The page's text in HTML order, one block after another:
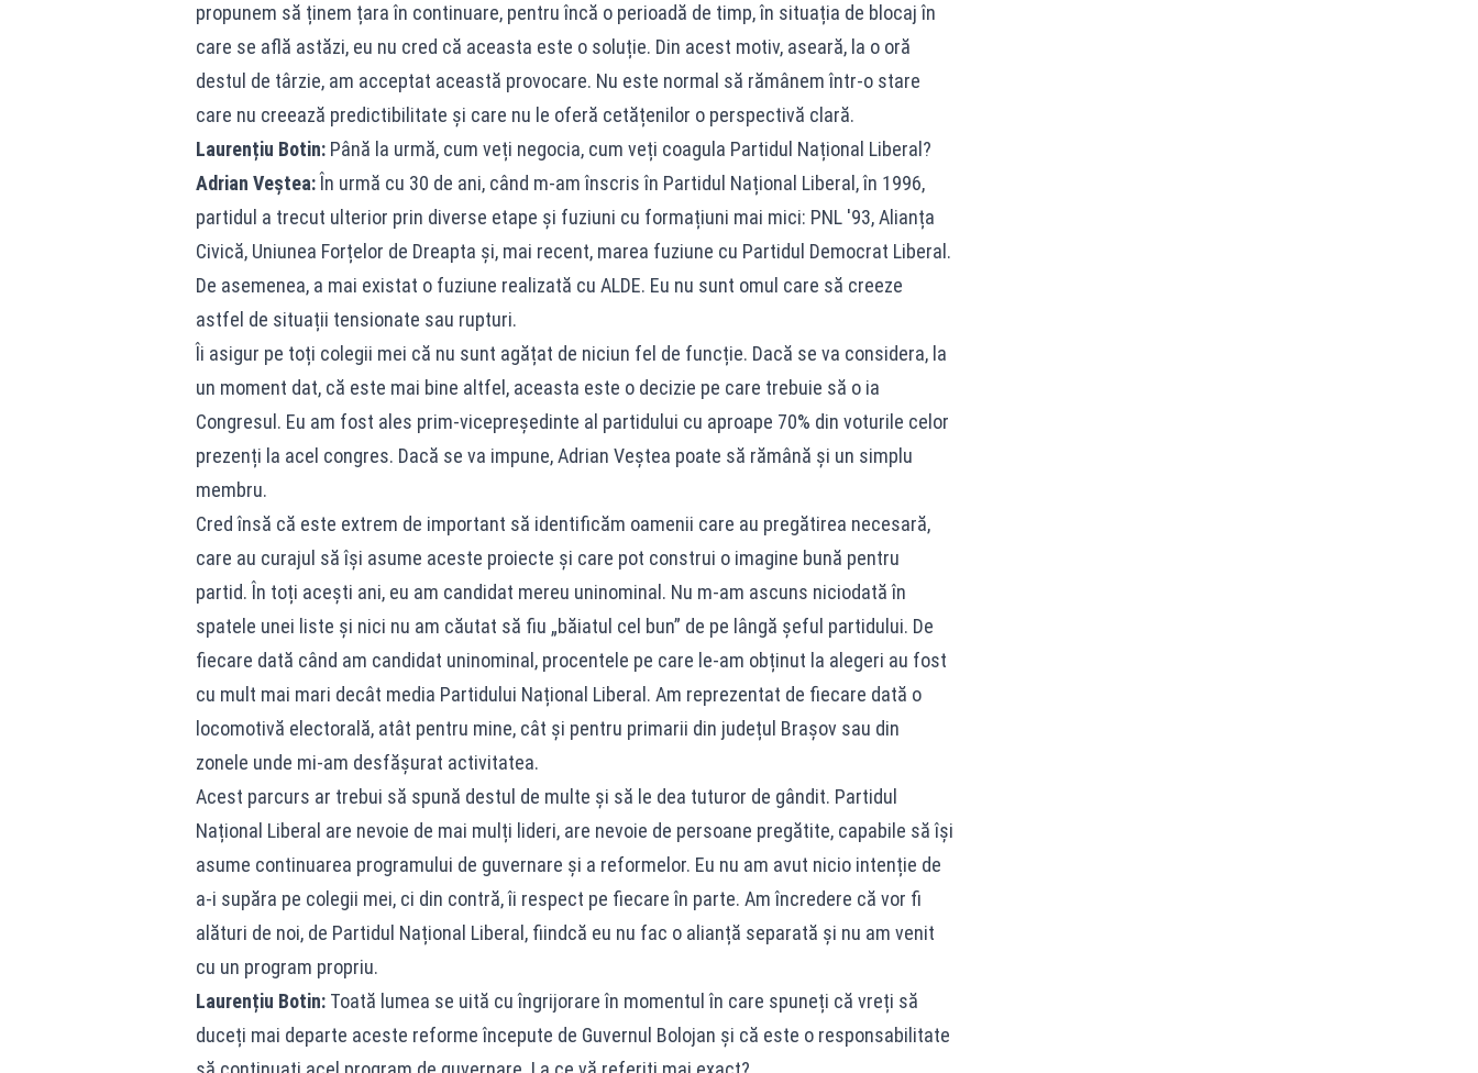
propunem să ținem țara în continuare, pentru încă o perioadă de timp, în situația de blocaj în
care se află astăzi, eu nu cred că aceasta este o soluție. Din acest motiv, aseară, la o oră
destul de târzie, am acceptat această provocare. Nu este normal să rămânem într-o stare
care nu creează predictibilitate și care nu le oferă cetățenilor o perspectivă clară.
Laurențiu Botin:Până la urmă, cum veți negocia, cum veți coagula Partidul Național Liberal?
Adrian Veștea:În urmă cu 30 de ani, când m-am înscris în Partidul Național Liberal, în 1996,
partidul a trecut ulterior prin diverse etape și fuziuni cu formațiuni mai mici: PNL '93, Alianța
Civică, Uniunea Forțelor de Dreapta și, mai recent, marea fuziune cu Partidul Democrat Liberal.
De asemenea, a mai existat o fuziune realizată cu ALDE. Eu nu sunt omul care să creeze
astfel de situații tensionate sau rupturi.
Îi asigur pe toți colegii mei că nu sunt agățat de niciun fel de funcție. Dacă se va considera, la
un moment dat, că este mai bine altfel, aceasta este o decizie pe care trebuie să o ia
Congresul. Eu am fost ales prim-vicepreședinte al partidului cu aproape 70% din voturile celor
prezenți la acel congres. Dacă se va impune, Adrian Veștea poate să rămână și un simplu
membru.
Cred însă că este extrem de important să identificăm oamenii care au pregătirea necesară,
care au curajul să își asume aceste proiecte și care pot construi o imagine bună pentru
partid. În toți acești ani, eu am candidat mereu uninominal. Nu m-am ascuns niciodată în
spatele unei liste și nici nu am căutat să fiu „băiatul cel bun” de pe lângă șeful partidului. De
fiecare dată când am candidat uninominal, procentele pe care le-am obținut la alegeri au fost
cu mult mai mari decât media Partidului Național Liberal. Am reprezentat de fiecare dată o
locomotivă electorală, atât pentru mine, cât și pentru primarii din județul Brașov sau din
zonele unde mi-am desfășurat activitatea.
Acest parcurs ar trebui să spună destul de multe și să le dea tuturor de gândit. Partidul
Național Liberal are nevoie de mai mulți lideri, are nevoie de persoane pregătite, capabile să își
asume continuarea programului de guvernare și a reformelor. Eu nu am avut nicio intenție de
a-i supăra pe colegii mei, ci din contră, îi respect pe fiecare în parte. Am încredere că vor fi
alături de noi, de Partidul Național Liberal, fiindcă eu nu fac o alianță separată și nu am venit
cu un program propriu.
Laurențiu Botin:Toată lumea se uită cu îngrijorare în momentul în care spuneți că vreți să
duceți mai departe aceste reforme începute de Guvernul Bolojan și că este o responsabilitate